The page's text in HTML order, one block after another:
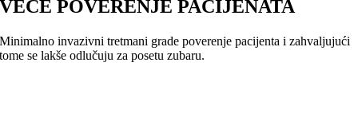
VEĆE POVERENJE PACIJENATA
Minimalno invazivni tretmani grade poverenje pacijenta i zahvaljujući
tome se lakše odlučuju za posetu zubaru.